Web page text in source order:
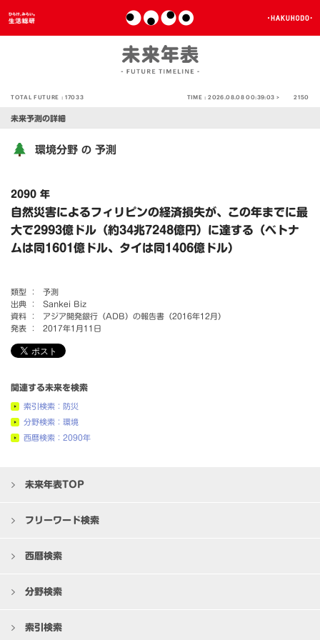
TOTAL FUTURE :17033 TIME :2026.08.08 00:39:03 > 2150
未来予測の詳細
環境分野 の 予測
2090 年
自然災害によるフィリピンの経済損失が、この年までに最
大で2993億ドル（約34兆7248億円）に達する（ベトナ
ムは同1601億ドル、タイは同1406億ドル）
類型 ：
予測
出典 ：
Sankei Biz
資料 ：
アジア開発銀行（ADB）の報告書（2016年12月）
発表 ：
2017年1月11日
関連する未来を検索
索引検索：防災
分野検索：環境
西暦検索：2090年
未来年表TOP
フリーワード検索
西暦検索
分野検索
索引検索